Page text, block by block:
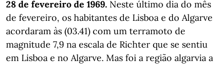
28 de fevereiro de 1969. Neste último dia do mês
de fevereiro, os habitantes de Lisboa e do Algarve
acordaram às (03.41) com um terramoto de
magnitude 7,9 na escala de Richter que se sentiu
em Lisboa e no Algarve. Mas foi a região algarvia a